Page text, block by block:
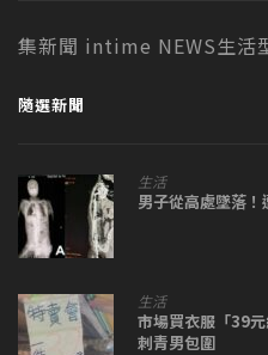
集新聞 intime NEWS生活
隨選新聞
生活
男子從高處墜落
生活
市場買衣服「39
刺青男包圍